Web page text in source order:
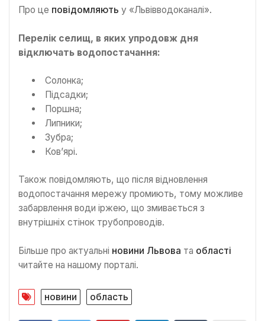
Про це повідомляють у «Львівводоканалі».
Перелік селищ, в яких упродовж дня
відключать водопостачання:
Солонка;
Підсадки;
Поршна;
Липники;
Зубра;
Ков’ярі.
Також повідомляють, що після відновлення
водопостачання мережу промиють, тому можливе
забарвлення води іржею, що змивається з
внутрішніх стінок трубопроводів.
Більше про актуальні новини Львова та області
читайте на нашому порталі.
новини область